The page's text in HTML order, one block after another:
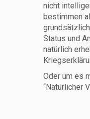
nicht
bestimmen
Status und
natürlich
Oder um es
“Natürlicher